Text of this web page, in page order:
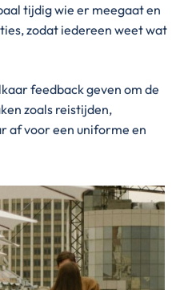
tijdig wie er meegaat en
zodat iedereen weet wat
feedback geven om de
zoals reistijden,
af voor een uniforme en